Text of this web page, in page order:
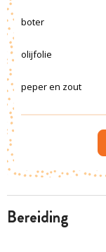
bereiding
boter
olijfolie
peper en zout